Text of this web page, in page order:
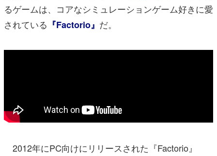
るゲームは、コアなシミュレーションゲーム好きに愛
されている 『Factorio』 だ。
2012年にPC向けにリリースされた『Factorio』